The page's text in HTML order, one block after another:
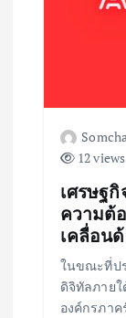
12 views
เศรษฐ
ความต้
เคลื่อน
ในขณะที่ป
ดิจิทัลภายใ
องค์กรภา